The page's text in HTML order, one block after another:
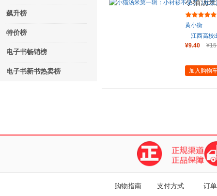
飙升榜
特价榜
电子书畅销榜
电子书新书热卖榜
小猫汤
蒙）
黄小衡
江西高校
¥9.40
加入购物
购物指南 支付方式 订